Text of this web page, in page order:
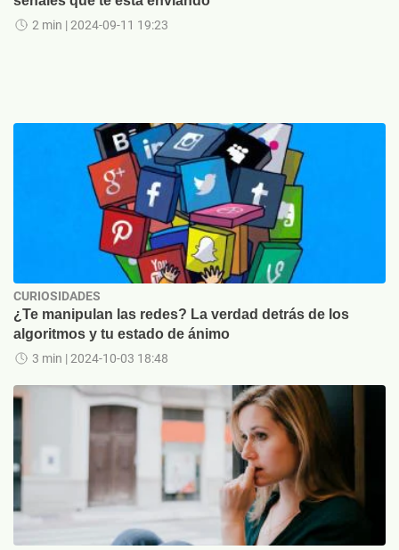
2 min | 2024-09-11 19:23
CURIOSIDADES
¿Te manipulan las redes? La verdad detrás de los
algoritmos y tu estado de ánimo
3 min | 2024-10-03 18:48